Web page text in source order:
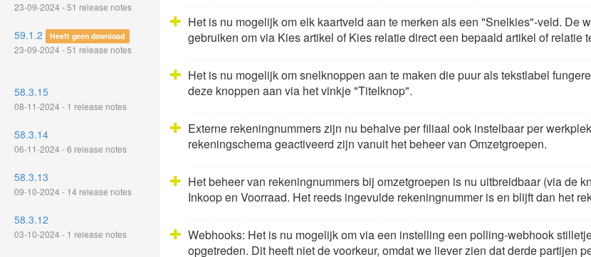
23-09-2024 - 51 release notes
59.1.2 Heeft geen download
23-09-2024 - 51 release notes
58.3.15
08-11-2024 - 1 release notes
58.3.14
06-11-2024 - 6 release notes
58.3.13
09-10-2024 - 14 release notes
58.3.12
03-10-2024 - 1 release notes
Het is nu mogelijk om elk kaartveld aan te merken als een "Snelkies"-veld. De
gebruiken om via Kies artikel of Kies relatie direct een bepaald artikel of relatie
Het is nu mogelijk om snelknoppen aan te maken die puur als tekstlabel
deze knoppen aan via het vinkje "Titelknop".
Externe rekeningnummers zijn nu behalve per filiaal ook instelbaar per
rekeningschema geactiveerd zijn vanuit het beheer van Omzetgroepen.
Het beheer van rekeningnummers bij omzetgroepen is nu uitbreidbaar (via de
Inkoop en Voorraad. Het reeds ingevulde rekeningnummer is en blijft dan het
Webhooks: Het is nu mogelijk om via een instelling een polling-webhook
opgetreden. Dit heeft niet de voorkeur, omdat we liever zien dat derde partijen